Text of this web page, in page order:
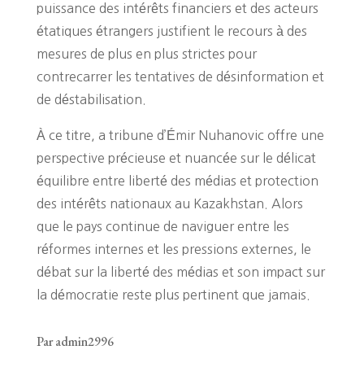
puissance des intérêts financiers et des acteurs
étatiques étrangers justifient le recours à des
mesures de plus en plus strictes pour
contrecarrer les tentatives de désinformation et
de déstabilisation.
À ce titre, a tribune d’Émir Nuhanovic offre une
perspective précieuse et nuancée sur le délicat
équilibre entre liberté des médias et protection
des intérêts nationaux au Kazakhstan. Alors
que le pays continue de naviguer entre les
réformes internes et les pressions externes, le
débat sur la liberté des médias et son impact sur
la démocratie reste plus pertinent que jamais.
Par admin2996